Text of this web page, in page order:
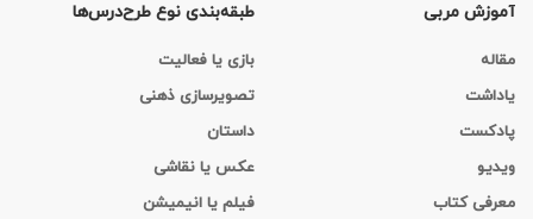
آموزش مربی
مقاله
یاداشت
پادکست
ویدیو
معرفی کتاب
طبقه‌بندی نوع طرح‌درس‌ها
بازی یا فعالیت
تصویرسازی ذهنی
داستان
عکس یا نقاشی
فیلم یا انیمیشن